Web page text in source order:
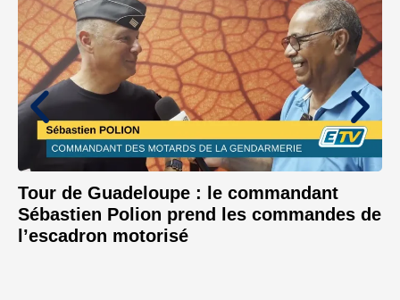
Tour de Guadeloupe : le commandant
Sébastien Polion prend les commandes de
l’escadron motorisé